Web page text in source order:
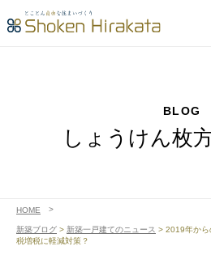
BLOG
しょうけん枚
HOME
新築ブログ > 新築一戸建てのニュース > 2019年から
税増税に軽減対策？